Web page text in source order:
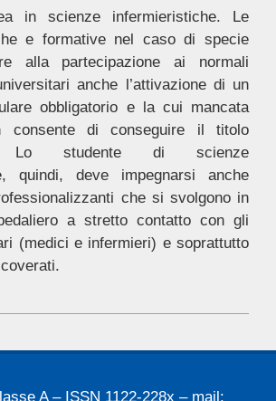
in scienze infermieristiche. Le
e formative nel caso di specie
alla partecipazione ai normali
anche l’attivazione di un
obbligatorio e la cui mancata
consente di conseguire il titolo
Lo studente di scienze
quindi, deve impegnarsi anche
che si svolgono in
a stretto contatto con gli
(medici e infermieri) e soprattutto
A – ISSN 1122-228x – mail: